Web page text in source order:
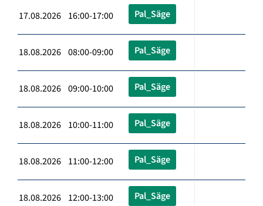
17.08.2026 16:00-17:00 Pal_Säge
18.08.2026 08:00-09:00 Pal_Säge
18.08.2026 09:00-10:00 Pal_Säge
18.08.2026 10:00-11:00 Pal_Säge
18.08.2026 11:00-12:00 Pal_Säge
18.08.2026 12:00-13:00 Pal_Säge